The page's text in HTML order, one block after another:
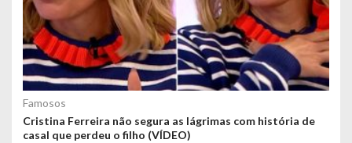
Famosos
Cristina Ferreira não segura as lágrimas com história de
casal que perdeu o filho (VÍDEO)